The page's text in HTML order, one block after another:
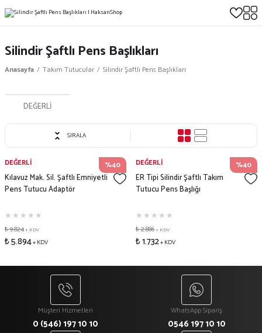
Silindir Şaftlı Pens Başlıkları
Anasayfa Takım Tutucular Silindir Şaftlı Pens Başlıkları
DEĞERLİ
SIRALA
%40
DEĞERLİ
Kılavuz Mak. Sil. Şaftlı Emniyetli
Pens Tutucu Adaptör
₺ 9.824+ KDV
₺ 5.894+ KDV
%40
DEĞERLİ
ER Tipi Silindir Şaftlı Takım
Tutucu Pens Başlığı
₺ 2.886+ KDV
₺ 1.732+ KDV
Müşteri Hizmetleri
0 (546) 197 10 10
WhatsApp Sipariş
0546 197 10 10